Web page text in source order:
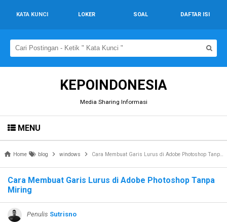
KATA KUNCI LOKER SOAL DAFTAR ISI
KEPOINDONESIA
Media Sharing Informasi
MENU
Home blog windows Cara Membuat Garis Lurus di Adobe Photoshop Tanpa Miring
Cara Membuat Garis Lurus di Adobe Photoshop Tanpa
Miring
Penulis Sutrisno